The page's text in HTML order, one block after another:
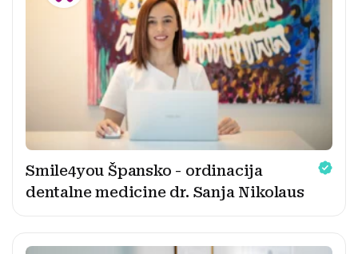
Smile4you Špansko - ordinacija
dentalne medicine dr. Sanja Nikolaus